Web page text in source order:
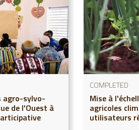
agro-sylvo-
de l'Ouest à
COMPLETED
Mise à
agricoles
utilisateurs